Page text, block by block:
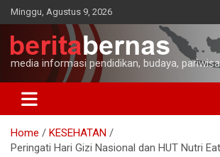
Skip
to
content
Minggu, Agustus 9, 2026
media informasi pendidikan, budaya,
Home
KESEHATAN
Peringati Hari Gizi Nasional dan HUT Nutri